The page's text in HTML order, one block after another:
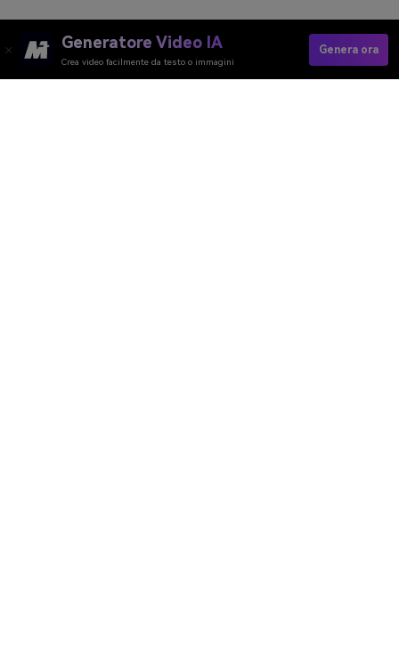
Generatore Video IA
Crea video facilmente da testo o immagini
Genera ora